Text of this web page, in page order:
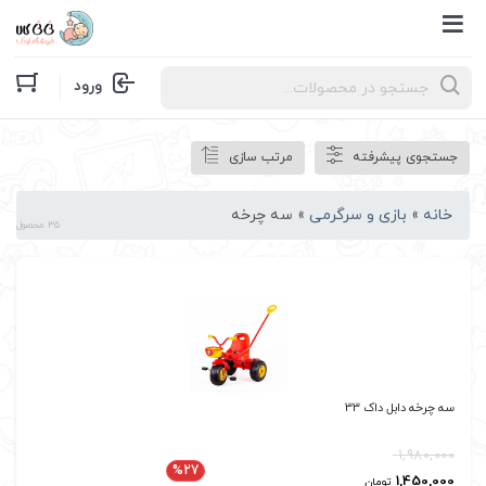
Products
search ورود
جستجوی پیشرفته مرتب سازی
خانه » بازی و سرگرمی » سه چرخه 35 محصول
سه چرخه دابل داک 33
1,980,000
1,450,000 تومان
%27